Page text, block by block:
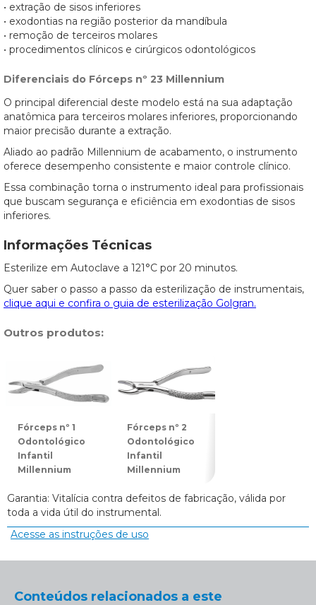
• extração de sisos inferiores
• exodontias na região posterior da mandíbula
• remoção de terceiros molares
• procedimentos clínicos e cirúrgicos odontológicos
Diferenciais do Fórceps nº 23 Millennium
O principal diferencial deste modelo está na sua adaptação
anatômica para terceiros molares inferiores, proporcionando
maior precisão durante a extração.
Aliado ao padrão Millennium de acabamento, o instrumento
oferece desempenho consistente e maior controle clínico.
Essa combinação torna o instrumento ideal para profissionais
que buscam segurança e eficiência em exodontias de sisos
inferiores.
Informações Técnicas
Esterilize em Autoclave a 121°C por 20 minutos.
Quer saber o passo a passo da esterilização de instrumentais,
clique aqui e confira o guia de esterilização Golgran.
Outros produtos:
Fórceps nº 1
Odontológico
Infantil
Millennium
Fórceps nº 2
Odontológico
Infantil
Millennium
Garantia: Vitalícia contra defeitos de fabricação, válida por
toda a vida útil do instrumental.
Acesse as instruções de uso
Conteúdos relacionados a este